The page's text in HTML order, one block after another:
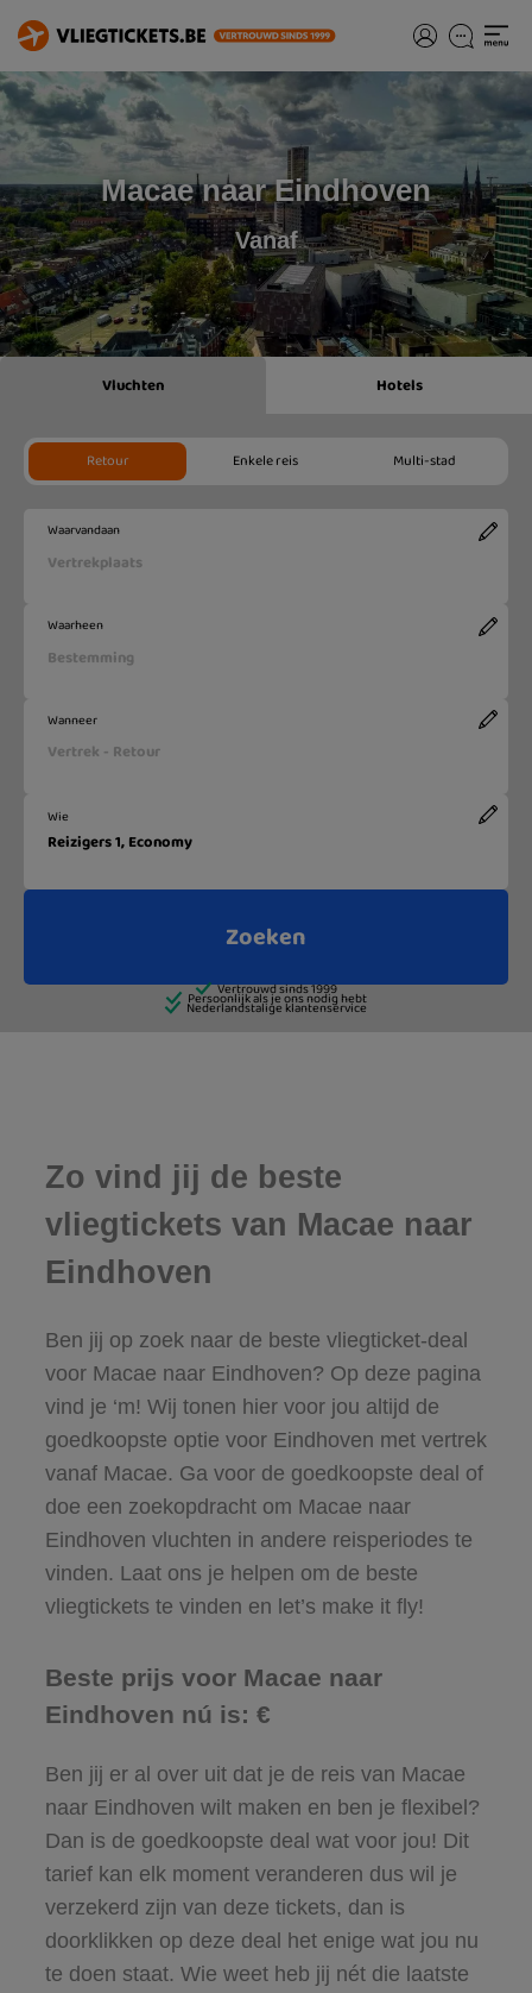
Macae naar Eindhoven
Vanaf
Zo vind jij de beste
vliegtickets van Macae naar
Eindhoven
Ben jij op zoek naar de beste vliegticket-deal
voor Macae naar Eindhoven? Op deze pagina
vind je ‘m! Wij tonen hier voor jou altijd de
goedkoopste optie voor Eindhoven met vertrek
vanaf Macae. Ga voor de goedkoopste deal of
doe een zoekopdracht om Macae naar
Eindhoven vluchten in andere reisperiodes te
vinden. Laat ons je helpen om de beste
vliegtickets te vinden en let’s make it fly!
Beste prijs voor Macae naar
Eindhoven nú is: €
Ben jij er al over uit dat je de reis van Macae
naar Eindhoven wilt maken en ben je flexibel?
Dan is de goedkoopste deal wat voor jou! Dit
tarief kan elk moment veranderen dus wil je
verzekerd zijn van deze tickets, dan is
doorklikken op deze deal het enige wat jou nu
te doen staat. Wie weet heb jij nét die laatste